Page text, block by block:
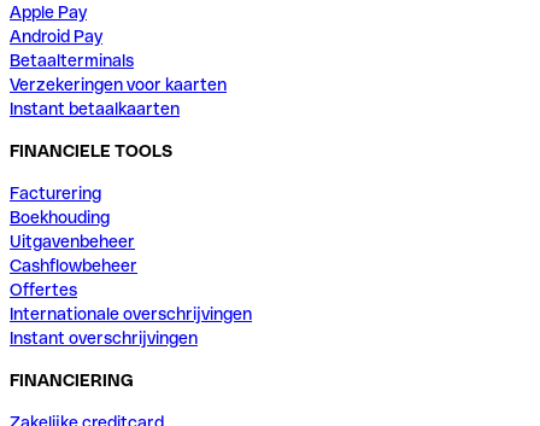
Apple Pay
Android Pay
Betaalterminals
Verzekeringen voor kaarten
Instant betaalkaarten
FINANCIELE TOOLS
Facturering
Boekhouding
Uitgavenbeheer
Cashflowbeheer
Offertes
Internationale overschrijvingen
Instant overschrijvingen
FINANCIERING